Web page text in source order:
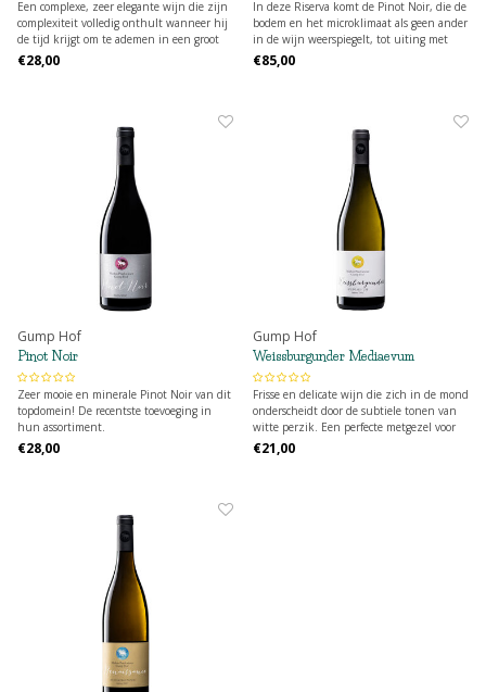
Een complexe, zeer elegante wijn die zijn
complexiteit volledig onthult wanneer hij
de tijd krijgt om te ademen in een groot
Bourgogneglas; ideaal als begeleider van
gerechten.
€28,00
In deze Riserva komt de Pinot Noir, die de
bodem en het microklimaat als geen ander
in de wijn weerspiegelt, tot uiting met
delicate fruittonen, kruidige accenten,
lichte tannines en een lange afdronk.
€85,00
Gump Hof
Pinot Noir
Zeer mooie en minerale Pinot Noir van dit
topdomein! De recentste toevoeging in
hun assortiment.
€28,00
Gump Hof
Weissburgunder Mediaevum
Frisse en delicate wijn die zich in de mond
onderscheidt door de subtiele tonen van
witte perzik. Een perfecte metgezel voor
elk moment.
€21,00